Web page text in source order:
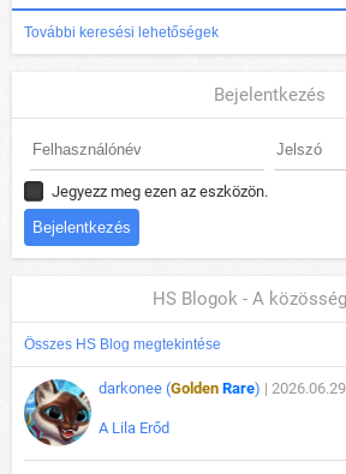
További keresési lehetőségek
Bejelentkezés
Jegyezz meg ezen az eszközön.
HS Blogok - A
Összes HS Blog megtekintése
darkonee (Golden Rare) |
A Lila Erőd